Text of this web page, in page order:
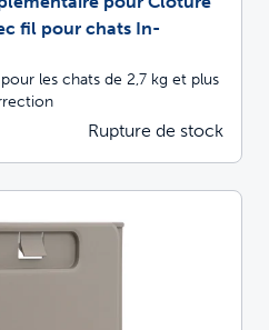
fil pour chats In-
les chats de 2,7 kg et plus
Rupture de stock